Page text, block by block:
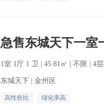
1室 1厅 1 卫 | 45.81㎡ | 不限 | 4
东城天下 | 金州区
高性价比 绿化率高